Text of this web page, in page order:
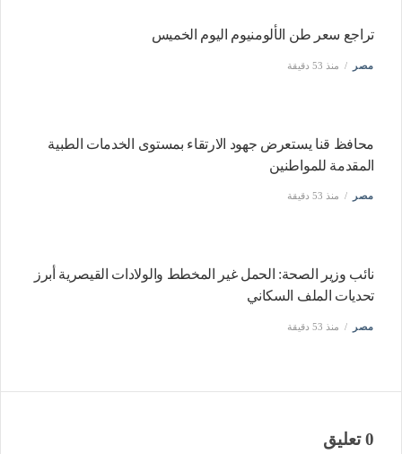
تراجع سعر طن الألومنيوم اليوم الخميس
مصر منذ 53 دقيقة
محافظ قنا يستعرض جهود الارتقاء بمستوى الخدمات الطبية
المقدمة للمواطنين
مصر منذ 53 دقيقة
نائب وزير الصحة: الحمل غير المخطط والولادات القيصرية أبرز
تحديات الملف السكاني
مصر منذ 53 دقيقة
0 تعليق